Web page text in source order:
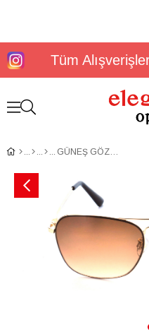
Tüm
GÜNEŞ GÖZLÜĞÜ FLOTT FG 0121 C3